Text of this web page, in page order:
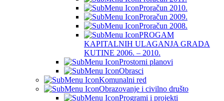
Proračun 2010.
Proračun 2009.
Proračun 2008.
PROGAM
KAPITALNIH ULAGANJA GRADA
KUTINE 2006. – 2010.
Prostorni planovi
Obrasci
Komunalni red
Obrazovanje i civilno društo
Programi i projekti